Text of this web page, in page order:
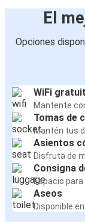
El
Opciones
WiFi
Mantente
Tomas de
Mantén tus
Asientos
Disfruta de
Consigna
Espacio
Aseos
Disponible